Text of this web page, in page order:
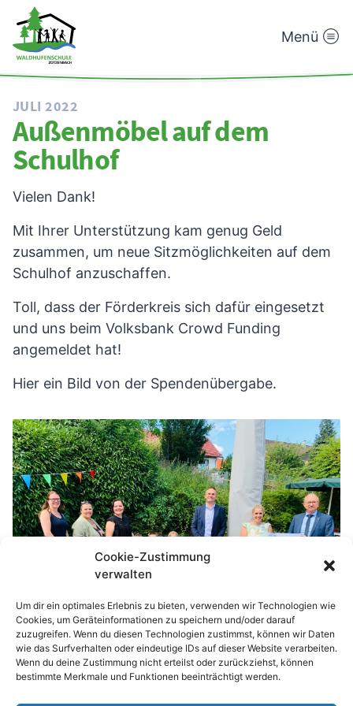
Cookie-Zustimmung
verwalten
Um dir ein optimales Erlebnis zu bieten, verwenden wir Technologien wie
Cookies, um Geräteinformationen zu speichern und/oder darauf
zuzugreifen. Wenn du diesen Technologien zustimmst, können wir Daten
wie das Surfverhalten oder eindeutige IDs auf dieser Website verarbeiten.
Wenn du deine Zustimmung nicht erteilst oder zurückziehst, können
bestimmte Merkmale und Funktionen beeinträchtigt werden.
Waldhufenschule
Menü
JULI 2022
Außenmöbel auf dem
Schulhof
Vielen Dank!
Mit Ihrer Unterstützung kam genug Geld
zusammen, um neue Sitzmöglichkeiten auf dem
Schulhof anzuschaffen.
Toll, dass der Förderkreis sich dafür eingesetzt
und uns beim Volksbank Crowd Funding
angemeldet hat!
Hier ein Bild von der Spendenübergabe.